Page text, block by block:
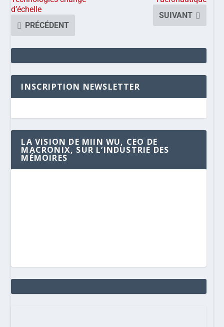
d’échelle
PRÉCÉDENT
SUIVANT
INSCRIPTION NEWSLETTER
LA VISION DE MIIN WU, CEO DE
MACRONIX, SUR L’INDUSTRIE DES
MÉMOIRES